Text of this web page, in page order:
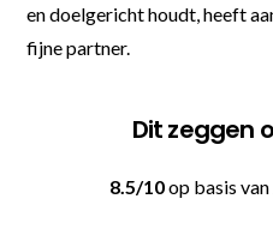
en doelgericht houdt, heeft
fijne partner.
Dit zeggen
8.5/10op basis